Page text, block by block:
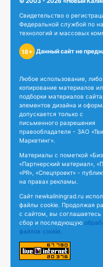
Свидетельство о
Федеральной службой по
технологий и массовых
18+ Данный сайт не
Любое использование, либо
копирование материалов
подборки материалов сайта,
элементов дизайна и
допускается только с
письменного разрешения
правообладателя - ЗАО
Маркетинг».
Материалы с пометкой
«Партнерский материал»,
«PR», «Спецпроект» -
на правах рекламы.
Сайт newkaliningrad.ru
файлы cookie. Продолжая
с сайтом, вы соглашаетесь
сбор и последующую
файлов cookie.